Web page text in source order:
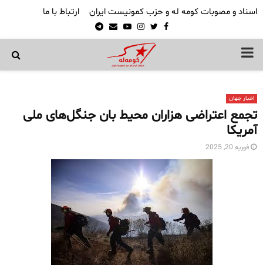
اسناد و مصوبات کومه له و حزب کمونیست ایران ارتباط با ما
Facebook
Twitter
Instagram
Youtube
Email
Telegram
PRIMARY
اخبار جهان
تجمع اعتراضی هزاران محیط بان جنگل‌های ملی
آمریکا
فوریه 20, 2025